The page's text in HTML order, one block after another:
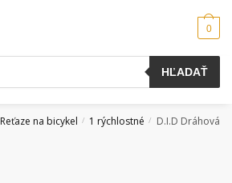
HĽADAŤ
0
Reťaze na bicykel / 1 rýchlostné /
D.I.D Dráhová